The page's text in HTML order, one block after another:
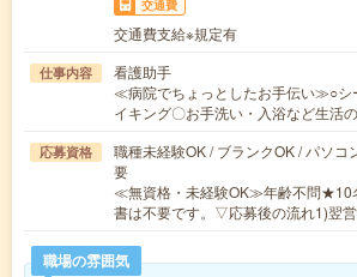
交通費
交通費支給※規定有
仕事内容
看護助手
≪病院でちょっとしたお手伝い≫○シ
イキング〇お手洗い・入浴など生活
応募資格
職種未経験OK / ブランクOK / パソコ
要
≪無資格・未経験OK≫年齢不問★10
書は不要です。▽応募後の流れ1)翌
職場の雰囲気